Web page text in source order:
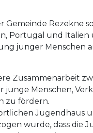
Rezekne
Portugal und
junger Menschen
Zusammenarbeit
junge Menschen,
zu fördern.
Jugendhaus
wurde, dass die